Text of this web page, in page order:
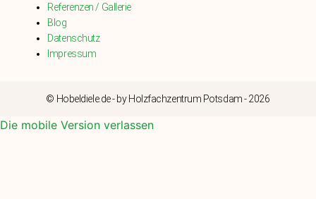
Referenzen / Gallerie
Blog
Datenschutz
Impressum
© Hobeldiele.de - by Holzfachzentrum Potsdam - 2026
Die mobile Version verlassen